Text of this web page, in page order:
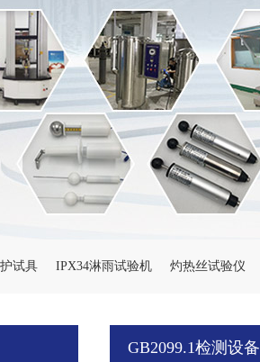
试具 IPX34淋雨试验机 灼热丝试验仪
GB2099.1检测设备